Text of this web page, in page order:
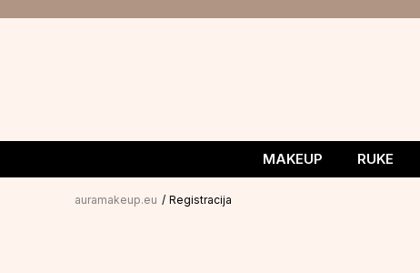
MAKEUP RUKE
auramakeup.eu Registracija